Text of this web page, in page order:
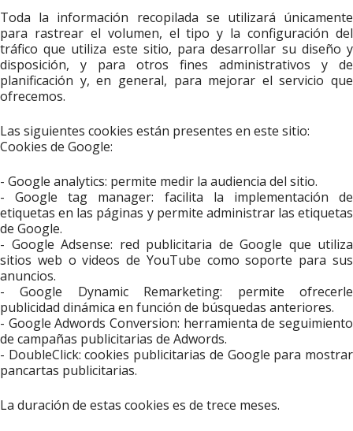
Toda la información recopilada se utilizará únicamente
para rastrear el volumen, el tipo y la configuración del
tráfico que utiliza este sitio, para desarrollar su diseño y
disposición, y para otros fines administrativos y de
planificación y, en general, para mejorar el servicio que
ofrecemos.
Las siguientes cookies están presentes en este sitio:
Cookies de Google:
- Google analytics: permite medir la audiencia del sitio.
- Google tag manager: facilita la implementación de
etiquetas en las páginas y permite administrar las etiquetas
de Google.
- Google Adsense: red publicitaria de Google que utiliza
sitios web o videos de YouTube como soporte para sus
anuncios.
- Google Dynamic Remarketing: permite ofrecerle
publicidad dinámica en función de búsquedas anteriores.
- Google Adwords Conversion: herramienta de seguimiento
de campañas publicitarias de Adwords.
- DoubleClick: cookies publicitarias de Google para mostrar
pancartas publicitarias.
La duración de estas cookies es de trece meses.